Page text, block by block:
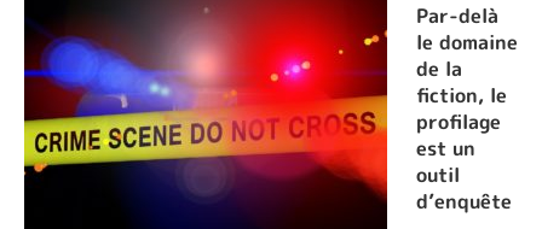
Par-delà
le domaine
de la
fiction, le
profilage
est un
outil
d’enquête